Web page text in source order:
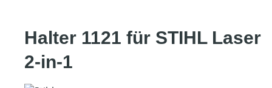
Halter 1121 für STIHL Laser
2-in-1